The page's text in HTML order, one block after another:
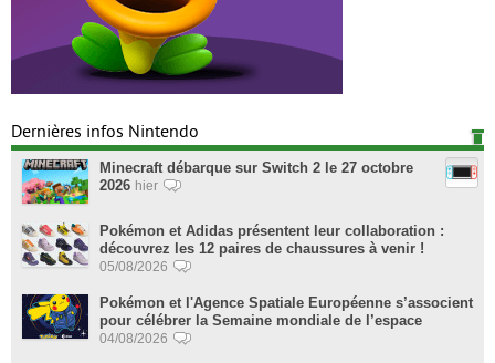
Dernières infos Nintendo
Minecraft débarque sur Switch 2 le 27 octobre
2026 hier
Pokémon et Adidas présentent leur collaboration :
découvrez les 12 paires de chaussures à venir !
05/08/2026
Pokémon et l'Agence Spatiale Européenne s’associent
pour célébrer la Semaine mondiale de l’espace
04/08/2026